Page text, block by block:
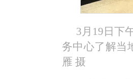
3月19日下
务中心了解当
雁 摄